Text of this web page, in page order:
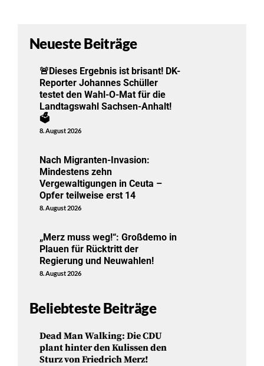
Neueste Beiträge
🚨Dieses Ergebnis ist brisant! DK-
Reporter Johannes Schüller
testet den Wahl-O-Mat für die
Landtagswahl Sachsen-Anhalt!
🗳️
8. August 2026
Nach Migranten-Invasion:
Mindestens zehn
Vergewaltigungen in Ceuta –
Opfer teilweise erst 14
8. August 2026
„Merz muss weg!“: Großdemo in
Plauen für Rücktritt der
Regierung und Neuwahlen!
8. August 2026
Beliebteste Beiträge
Dead Man Walking: Die CDU
plant hinter den Kulissen den
Sturz von Friedrich Merz!